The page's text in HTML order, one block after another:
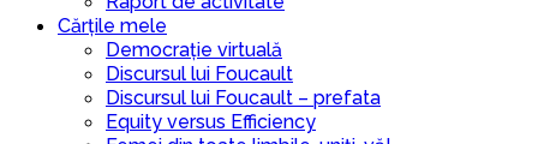
Cărțile mele
Democrație virtuală
Discursul lui Foucault
Discursul lui Foucault – prefata
Equity versus Efficiency